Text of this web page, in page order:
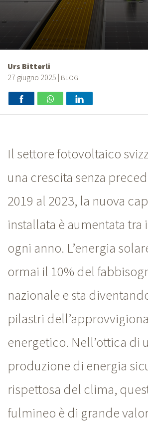
Urs Bitterli
27 giugno 2025 | BLOG
Il settore fotovoltaico
una crescita senza
2019 al 2023, la nuova
installata è aumentata tra
ogni anno. L’energia
ormai il 10% del
nazionale e sta
pilastri
energetico. Nell’ottica di
produzione di energia
rispettosa del clima,
fulmineo è di grande